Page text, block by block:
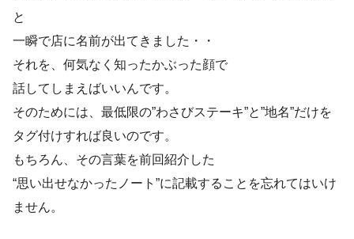
と
一瞬で店に名前が出てきました・・
それを、何気なく知ったかぶった顔で
話してしまえばいいんです。
そのためには、最低限の”わさびステーキ”と”地名”だけを
タグ付けすれば良いのです。
もちろん、その言葉を前回紹介した
“思い出せなかったノート”に記載することを忘れてはいけ
ません。